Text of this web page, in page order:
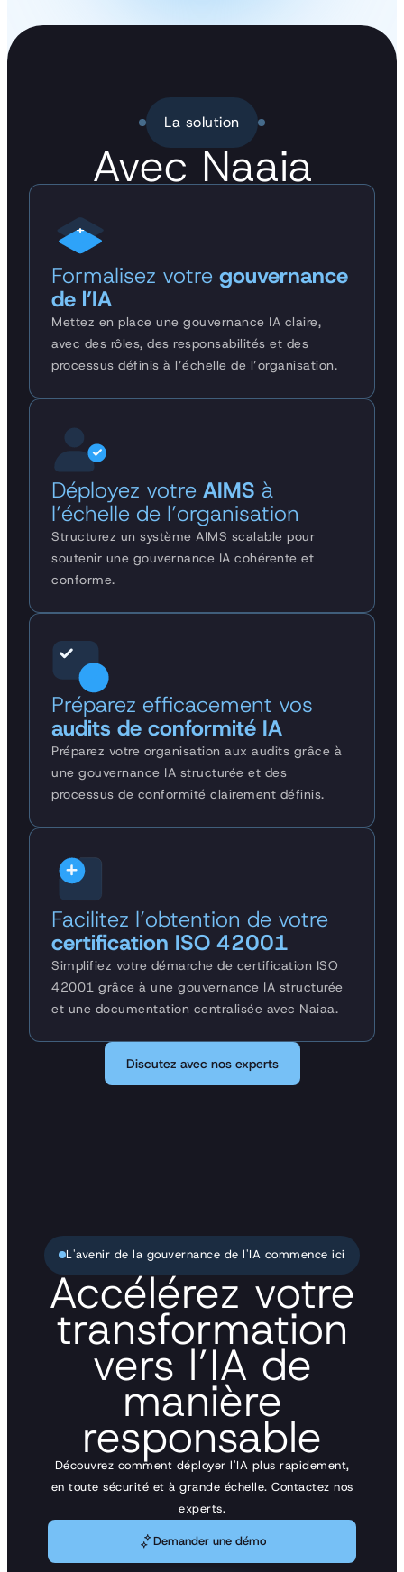
La solution
Avec Naaia
Formalisez votre gouvernance
de l’IA
Mettez en place une gouvernance IA claire,
avec des rôles, des responsabilités et des
processus définis à l’échelle de l’organisation.
Déployez votre AIMS à
l’échelle de l’organisation
Structurez un système AIMS scalable pour
soutenir une gouvernance IA cohérente et
conforme.
Préparez efficacement vos
audits de conformité IA
Préparez votre organisation aux audits grâce à
une gouvernance IA structurée et des
processus de conformité clairement définis.
Facilitez l’obtention de votre
certification ISO 42001
Simplifiez votre démarche de certification ISO
42001 grâce à une gouvernance IA structurée
et une documentation centralisée avec Naiaa.
Discutez avec nos experts
Discutez avec nos experts
L'avenir de la gouvernance de l'IA commence ici
Accélérez votre
transformation
vers l’IA de
manière
responsable
Découvrez comment déployer l'IA plus rapidement,
en toute sécurité et à grande échelle. Contactez nos
experts.
Demander une démo
Demander une démo